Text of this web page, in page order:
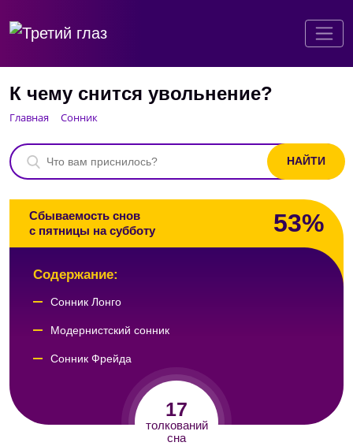
К чему снится увольнение?
Главная Сонник
Сбываемость снов
с пятницы на субботу
53%
17
толкований
сна
Содержание:
Сонник Лонго
Модернистский сонник
Сонник Фрейда
Сонник Кассандры